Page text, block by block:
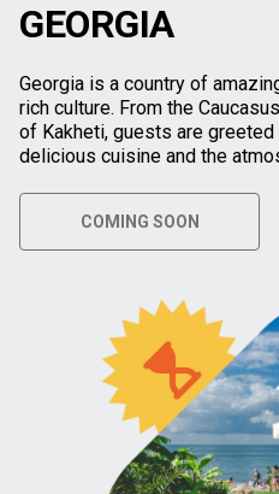
GEORGIA
Georgia is a country of
rich culture. From the
of Kakheti, guests are
delicious cuisine and the
COMING SOON